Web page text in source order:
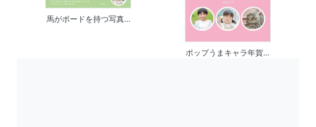
馬がボードを持つ写真...
ポップうまキャラ年賀...